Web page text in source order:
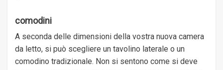
comodini
A seconda delle dimensioni della vostra nuova camera
da letto, si può scegliere un tavolino laterale o un
comodino tradizionale. Non si sentono come si deve